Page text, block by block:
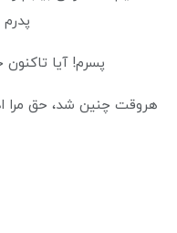
پسرم! آیا
هروقت چنین شد، حق مرا